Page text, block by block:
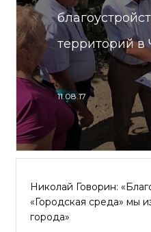
территорий в
11.08.17
Николай Говорин:
«Городская среда» мы
города»